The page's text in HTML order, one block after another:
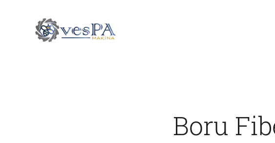
Boru